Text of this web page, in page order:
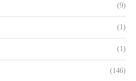
(9)
(1)
(1)
(146)